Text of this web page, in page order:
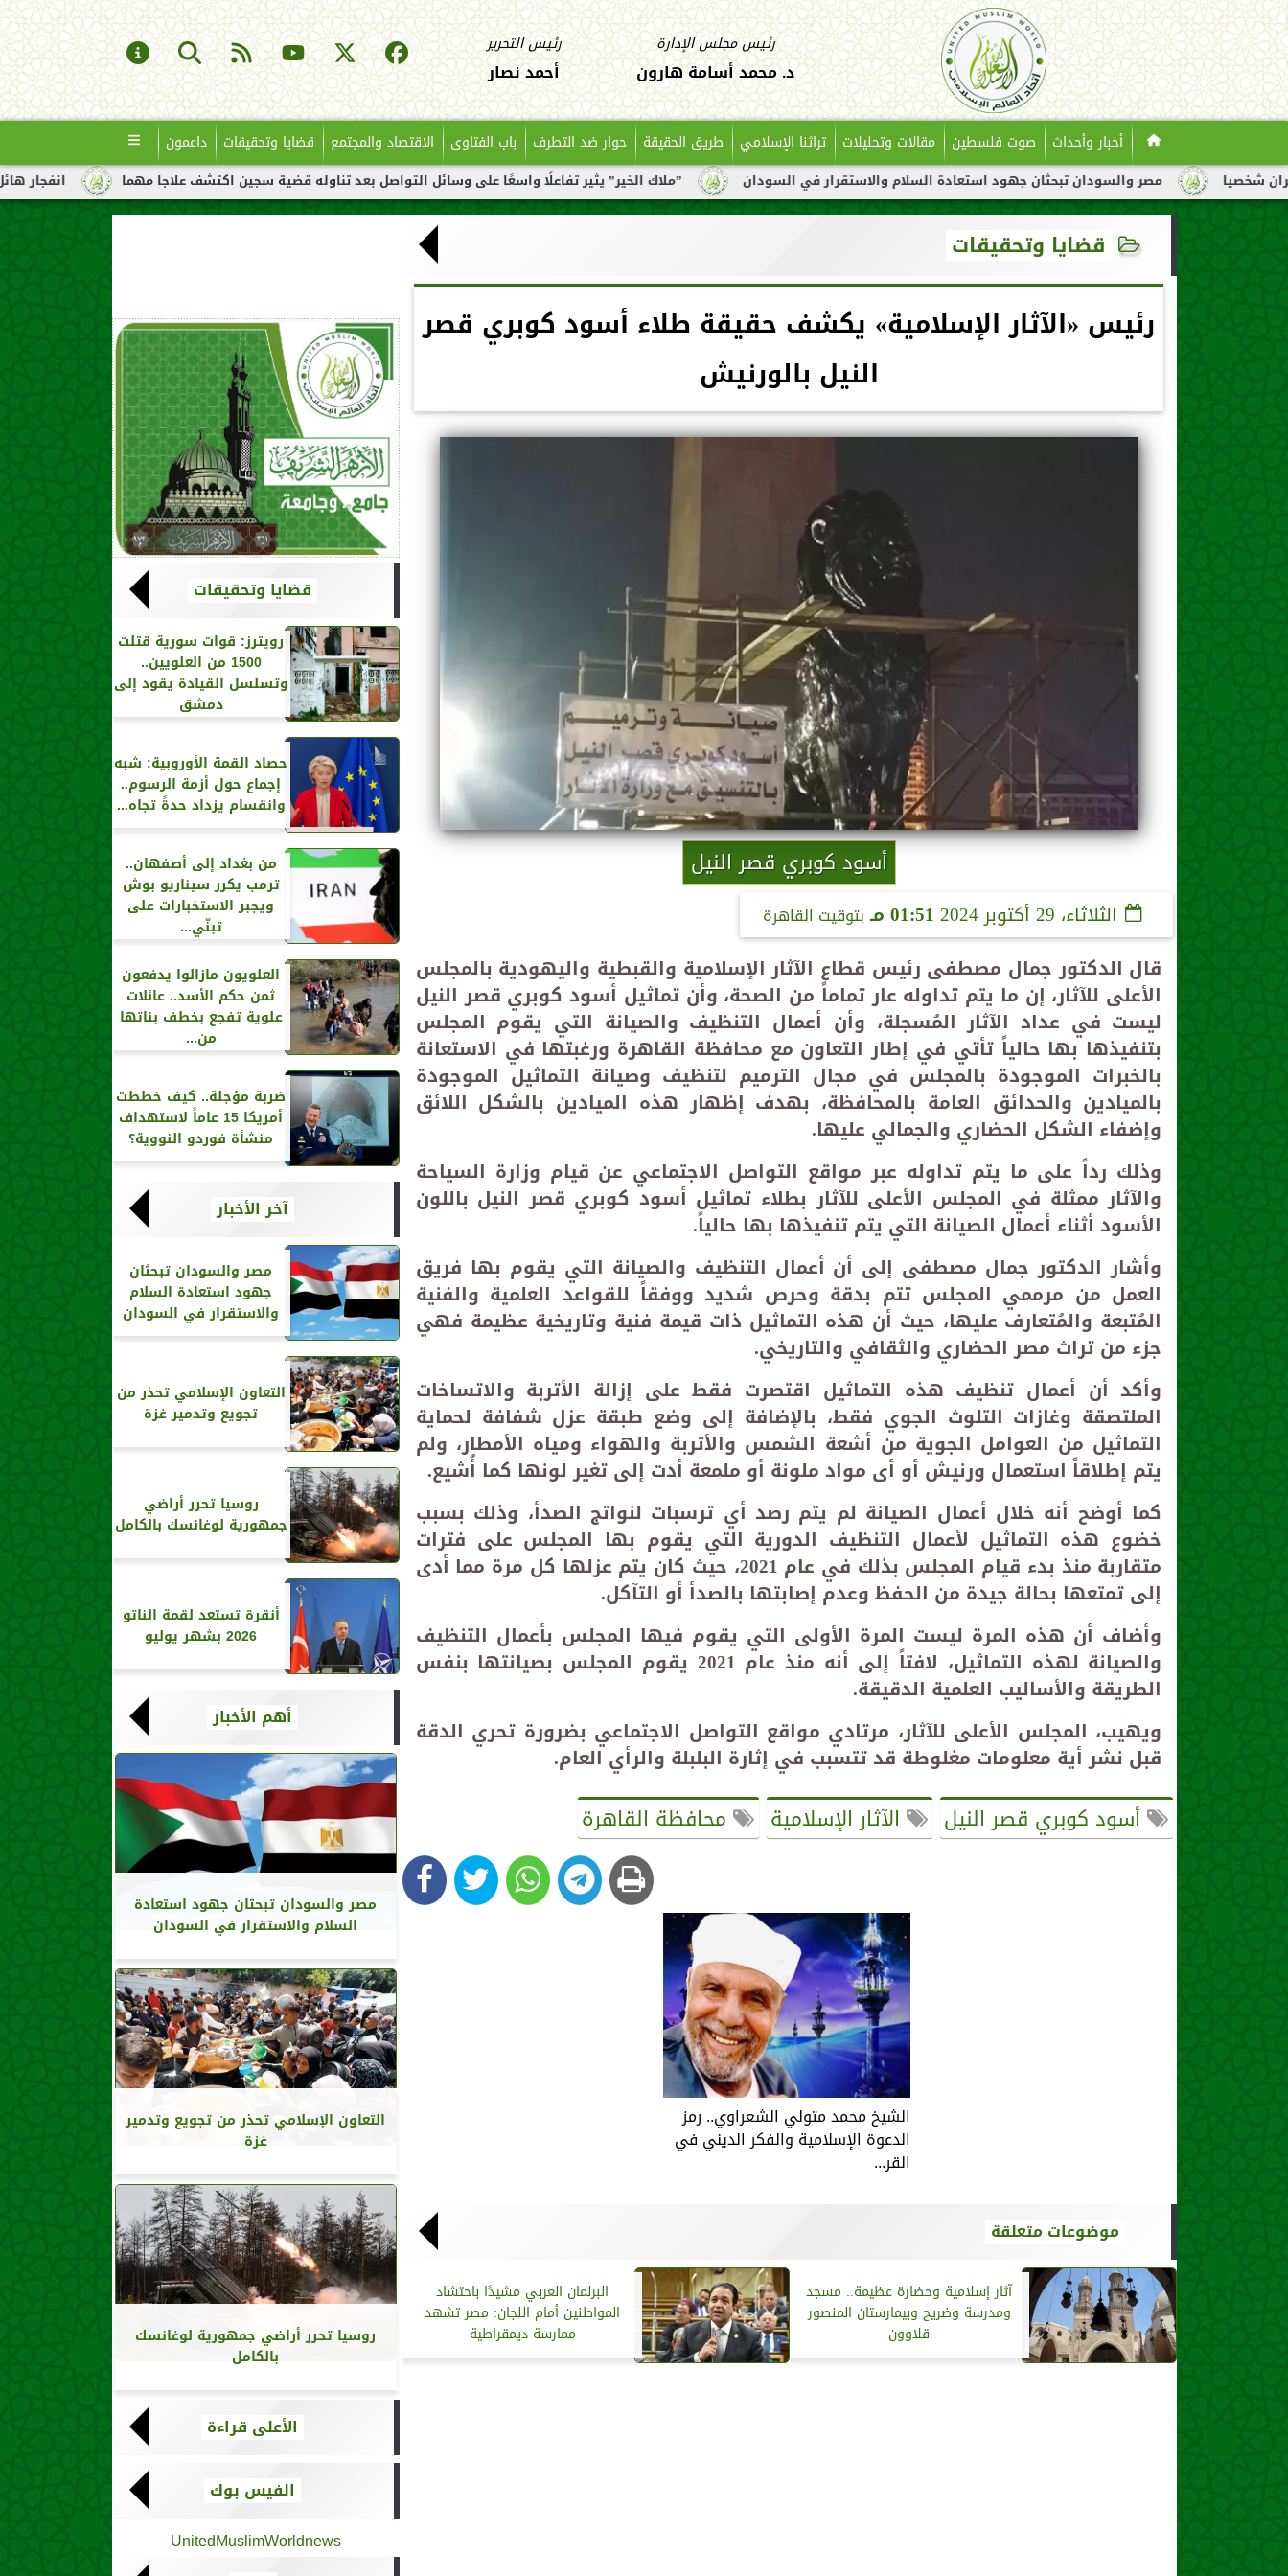
رئيس مجلس الإدارة
د. محمد أسامة هارون
رئيس التحرير
أحمد نصار
أخبار وأحداث صوت فلسطين مقالات وتحليلات تراثنا الإسلامي طريق الحقيقة حوار ضد التطرف باب الفتاوى الاقتصاد والمجتمع قضايا وتحقيقات داعمون
انفجار هائل لناقلة ”ملاك الخير” يثير تفاعلًا واسعًا على وسائل التواصل بعد تناوله قضية سجين اكتشف علاجا مهما مصر والسودان تبحثان جهود استعادة السلام والاستقرار في السودان
قضايا وتحقيقات
رئيس «الآثار الإسلامية» يكشف حقيقة طلاء أسود كوبري قصر
النيل بالورنيش
أسود كوبري قصر النيل
الثلاثاء، 29 أكتوبر 2024 01:51 مـ بتوقيت القاهرة
قال الدكتور جمال مصطفى رئيس قطاع الآثار الإسلامية والقبطية واليهودية بالمجلس
الأعلى للآثار، إن ما يتم تداوله عار تماماً من الصحة، وأن تماثيل أسود كوبري قصر النيل
ليست في عداد الآثار المُسجلة، وأن أعمال التنظيف والصيانة التي يقوم المجلس
بتنفيذها بها حالياً تأتي في إطار التعاون مع محافظة القاهرة ورغبتها في الاستعانة
بالخبرات الموجودة بالمجلس في مجال الترميم لتنظيف وصيانة التماثيل الموجودة
بالميادين والحدائق العامة بالمحافظة، بهدف إظهار هذه الميادين بالشكل اللائق
وإضفاء الشكل الحضاري والجمالي عليها.
وذلك رداً على ما يتم تداوله عبر مواقع التواصل الاجتماعي عن قيام وزارة السياحة
والآثار ممثلة في المجلس الأعلى للآثار بطلاء تماثيل أسود كوبري قصر النيل باللون
الأسود أثناء أعمال الصيانة التي يتم تنفيذها بها حالياً.
وأشار الدكتور جمال مصطفى إلى أن أعمال التنظيف والصيانة التي يقوم بها فريق
العمل من مرممي المجلس تتم بدقة وحرص شديد ووفقاً للقواعد العلمية والفنية
المُتبعة والمُتعارف عليها، حيث أن هذه التماثيل ذات قيمة فنية وتاريخية عظيمة فهي
جزء من تراث مصر الحضاري والثقافي والتاريخي.
وأكد أن أعمال تنظيف هذه التماثيل اقتصرت فقط على إزالة الأتربة والاتساخات
الملتصقة وغازات التلوث الجوي فقط، بالإضافة إلى وضع طبقة عزل شفافة لحماية
التماثيل من العوامل الجوية من أشعة الشمس والأتربة والهواء ومياه الأمطار، ولم
يتم إطلاقاً استعمال ورنيش أو أى مواد ملونة أو ملمعة أدت إلى تغير لونها كما أُشيع.
كما أوضح أنه خلال أعمال الصيانة لم يتم رصد أي ترسبات لنواتج الصدأ، وذلك بسبب
خضوع هذه التماثيل لأعمال التنظيف الدورية التي يقوم بها المجلس على فترات
متقاربة منذ بدء قيام المجلس بذلك في عام 2021، حيث كان يتم عزلها كل مرة مما أدى
إلى تمتعها بحالة جيدة من الحفظ وعدم إصابتها بالصدأ أو التآكل.
وأضاف أن هذه المرة ليست المرة الأولى التي يقوم فيها المجلس بأعمال التنظيف
والصيانة لهذه التماثيل، لافتاً إلى أنه منذ عام 2021 يقوم المجلس بصيانتها بنفس
الطريقة والأساليب العلمية الدقيقة.
ويهيب، المجلس الأعلى للآثار، مرتادي مواقع التواصل الاجتماعي بضرورة تحري الدقة
قبل نشر أية معلومات مغلوطة قد تتسبب في إثارة البلبلة والرأي العام.
أسود كوبري قصر النيل الآثار الإسلامية محافظة القاهرة
الشيخ محمد متولي الشعراوي.. رمز
الدعوة الإسلامية والفكر الديني في
القر...
موضوعات متعلقة
آثار إسلامية وحضارة عظيمة.. مسجد
ومدرسة وضريح وبيمارستان المنصور
قلاوون
البرلمان العربي مشيدًا باحتشاد
المواطنين أمام اللجان: مصر تشهد
ممارسة ديمقراطية
قضايا وتحقيقات
رويترز‏: قوات سورية قتلت
1500 من العلويين..
وتسلسل القيادة يقود إلى
دمشق
حصاد القمة الأوروبية: شبه
إجماع حول أزمة الرسوم..
وانقسام يزداد حدةً تجاه...
من بغداد إلى أصفهان..
ترمب يكرر سيناريو بوش
ويجبر الاستخبارات على
تبنّي...
العلويون مازالوا يدفعون
ثمن حكم الأسد.. عائلات
علوية تفجع بخطف بناتها
من...
ضربة مؤجلة.. كيف خططت
أمريكا 15 عاماً لاستهداف
منشأة فوردو النووية؟
آخر الأخبار
مصر والسودان تبحثان
جهود استعادة السلام
والاستقرار في السودان
التعاون الإسلامي تحذر من
تجويع وتدمير غزة
روسيا تحرر أراضي
جمهورية لوغانسك بالكامل
أنقرة تستعد لقمة الناتو
2026 بشهر يوليو
أهم الأخبار
مصر والسودان تبحثان جهود استعادة
السلام والاستقرار في السودان
التعاون الإسلامي تحذر من تجويع وتدمير
غزة
روسيا تحرر أراضي جمهورية لوغانسك
بالكامل
الأعلى قراءة
الفيس بوك
UnitedMuslimWorldnews